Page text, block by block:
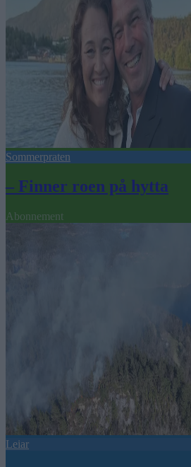
Sommerpraten
– Finner roen på hytta
Abonnement
Leiar